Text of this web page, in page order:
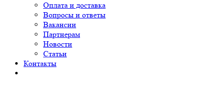
Оплата и доставка
Вопросы и ответы
Вакансии
Партнерам
Новости
Статьи
Контакты